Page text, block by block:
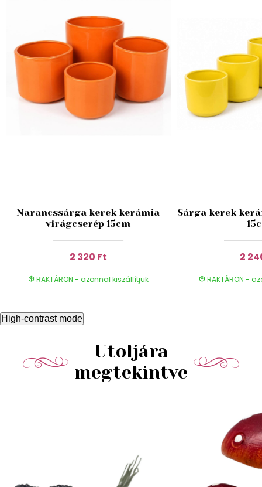
Narancssárga kerek kerámia
virágcserép 15cm
2 320 Ft
RAKTÁRON - azonnal kiszállítjuk
Sárga kerek
2
RAKTÁRON -
High-contrast mode
Utoljára
megtekintve